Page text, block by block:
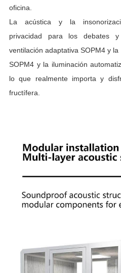
oficina.
La acústica y la
privacidad para los debates
ventilación adaptativa SOPM4 y la
SOPM4 y la iluminación
lo que realmente importa y
fructífera.